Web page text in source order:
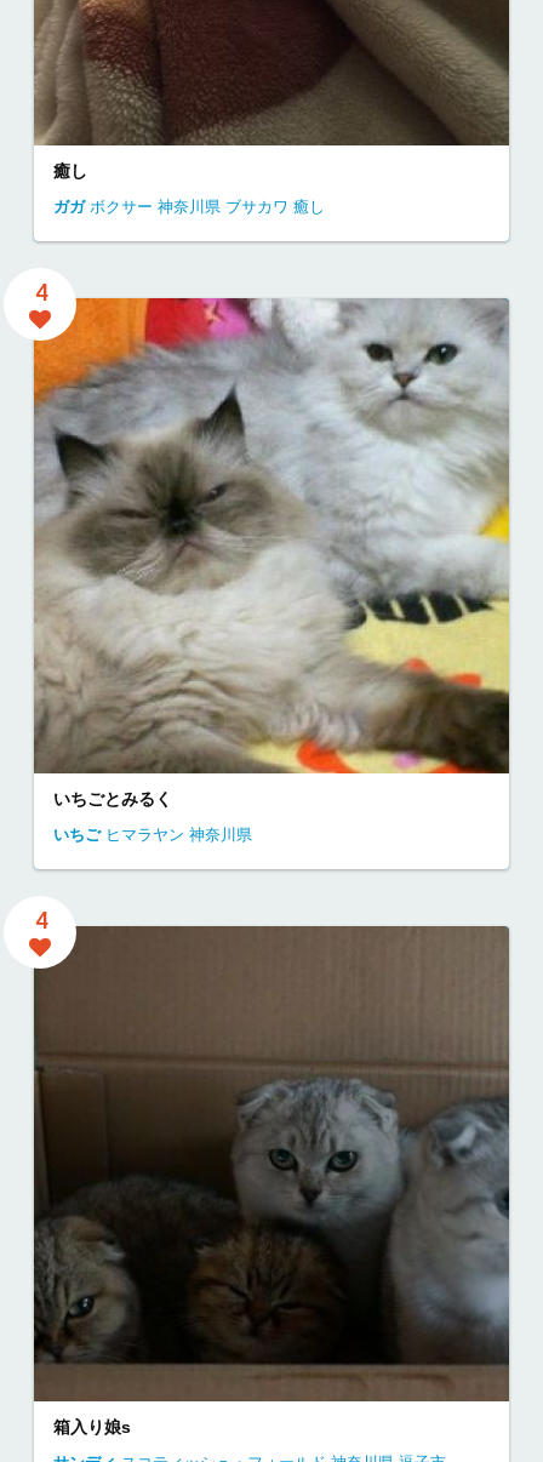
癒し
ガガ ボクサー 神奈川県 ブサカワ 癒し
4
いちごとみるく
いちご ヒマラヤン 神奈川県
4
箱入り娘s